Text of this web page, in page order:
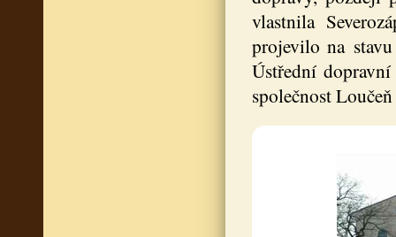
vlastnila
projevilo na
Ústřední
společnost